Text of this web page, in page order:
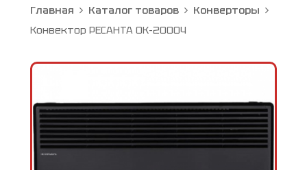
Главная Каталог товаров
Конверторы
Конвектор РЕСАНТА ОК-2000Ч